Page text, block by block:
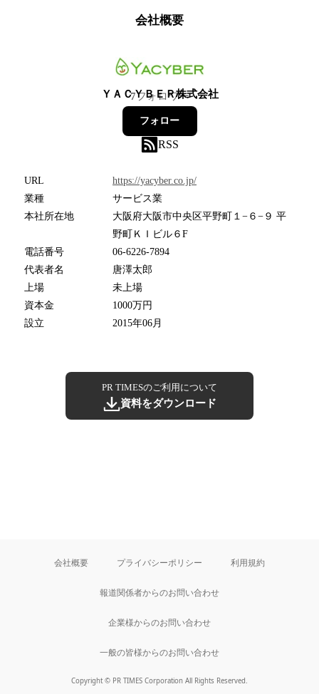
会社概要
ＹＡＣＹＢＥＲ株式会社
7フォロワー
フォロー
RSS
URL
https://yacyber.co.jp/
業種
サービス業
本社所在地
大阪府大阪市中央区平野町１−６−９ 平
野町ＫＩビル６F
電話番号
06-6226-7894
代表者名
唐澤太郎
上場
未上場
資本金
1000万円
設立
2015年06月
PR TIMESのご利用について
資料をダウンロード
会社概要 プライバシーポリシー 利用規約
報道関係者からのお問い合わせ
企業様からのお問い合わせ
一般の皆様からのお問い合わせ
Copyright © PR TIMES Corporation All Rights Reserved.